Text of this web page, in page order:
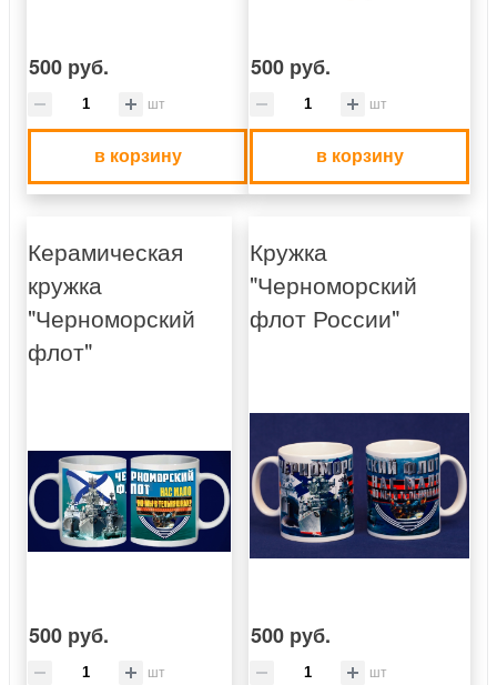
500 руб.
шт
в корзину
500 руб.
шт
в корзину
Керамическая
кружка
"Черноморский
флот"
500 руб.
шт
Кружка
"Черноморский
флот России"
500 руб.
шт